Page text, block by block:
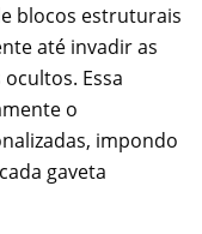
blocos estruturais
até invadir as
Essa
o
impondo
gaveta